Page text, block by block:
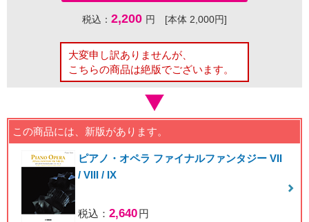
税込： 2,200 円 [本体 2,000円]
大変申し訳ありませんが、
こちらの商品は絶版でございます。
この商品には、新版があります。
ピアノ・オペラ ファイナルファンタジー VII
/ VIII / IX
税込： 2,640円